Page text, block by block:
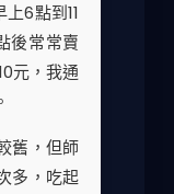
6點到11
後常常賣
元，我通
舊，但師
多，吃起